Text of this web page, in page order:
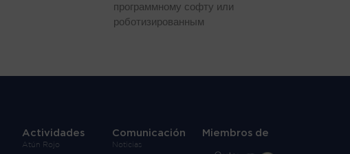
программному софту или
роботизированным
Actividades
Atún Rojo
Comunicación
Noticias
Miembros de